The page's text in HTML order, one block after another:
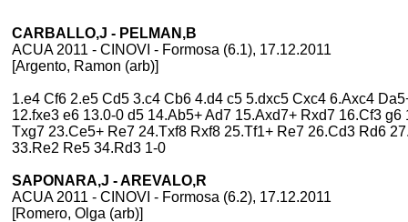
CARBALLO,J - PELMAN,B
ACUA 2011 - CINOVI - Formosa (6.1), 17.12.2011
[Argento, Ramon (arb)]
1.e4 Cf6 2.e5 Cd5 3.c4 Cb6 4.d4 c5 5.dxc5 Cxc4 6.Axc4
12.fxe3 e6 13.0-0 d5 14.Ab5+ Ad7 15.Axd7+ Rxd7 16.Cf3
Txg7 23.Ce5+ Re7 24.Txf8 Rxf8 25.Tf1+ Re7 26.Cd3 Rd6
33.Re2 Re5 34.Rd3 1-0
SAPONARA,J - AREVALO,R
ACUA 2011 - CINOVI - Formosa (6.2), 17.12.2011
[Romero, Olga (arb)]